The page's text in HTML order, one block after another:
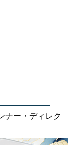
ナー・ディレク